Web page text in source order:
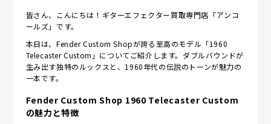
皆さん、こんにちは！ギターエフェクター買取専門店「アンコ
ールズ」です。
本日は、Fender Custom Shopが誇る至高のモデル「1960
Telecaster Custom」についてご紹介します。ダブルバウンドが
生み出す独特のルックスと、1960年代の伝説のトーンが魅力の
一本です。
Fender Custom Shop 1960 Telecaster Custom
の魅力と特徴